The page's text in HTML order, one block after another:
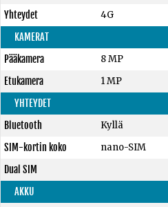
Yhteydet
4G
KAMERAT
Pääkamera
8 MP
Etukamera
1 MP
YHTEYDET
Bluetooth
Kyllä
SIM-kortin koko
nano-SIM
Dual SIM
AKKU